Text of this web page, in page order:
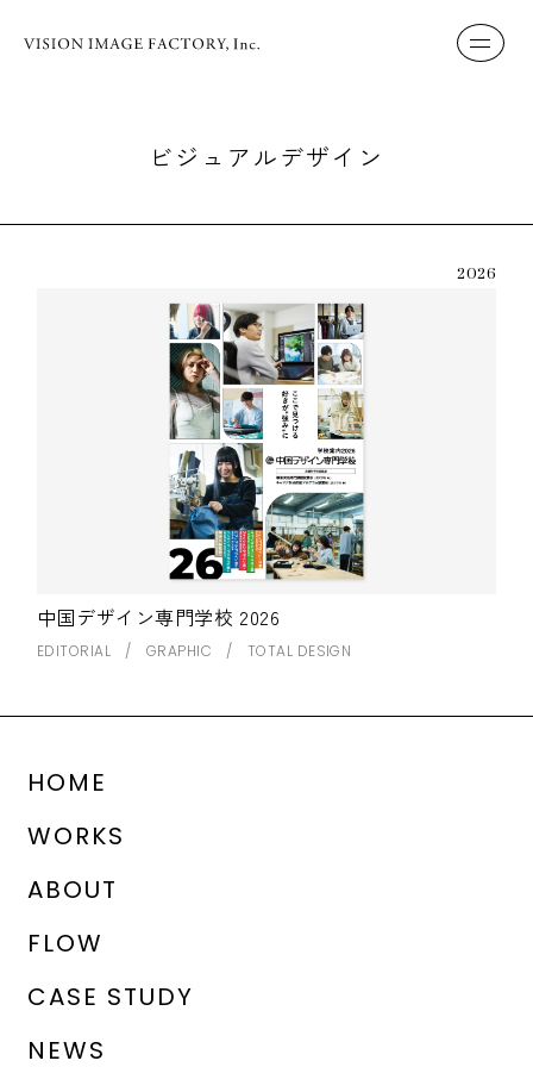
ビジュアルデザイン
2026
中国デザイン専門学校 2026
EDITORIAL GRAPHIC TOTAL DESIGN
HOME
WORKS
ABOUT
FLOW
CASE STUDY
NEWS